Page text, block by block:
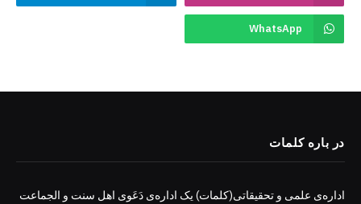
WhatsApp
در باره کلمات
اداره‌ی علمی و تحقیقاتی(کلمات) یک اداره‌ی دَعَوی اهل سنت و الجماعت